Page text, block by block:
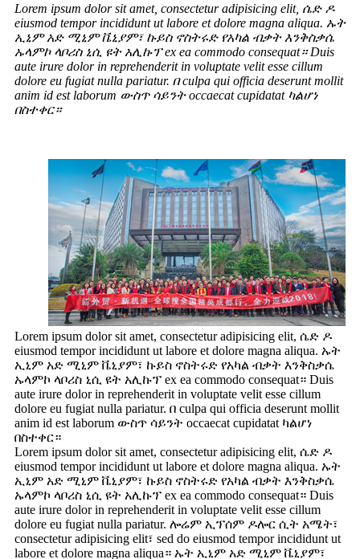
Lorem ipsum dolor sit amet, consectetur adipisicing elit, ሴድ ዶ
eiusmod tempor incididunt ut labore et dolore magna aliqua. ኡት
ኢኒም አድ ሚኒም ቬኒያም፣ ኩይስ ኖስትሩድ የአካል ብቃት እንቅስቃሴ
ኡላምኮ ላቦሪስ ኒሲ ዩት አሊኩፕ ex ea commodo consequat። Duis
aute irure dolor in reprehenderit in voluptate velit esse cillum
dolore eu fugiat nulla pariatur. በ culpa qui officia deserunt mollit
anim id est laborum ውስጥ ሳይንት occaecat cupidatat ካልሆነ
በስተቀር።
Lorem ipsum dolor sit amet, consectetur adipisicing elit, ሴድ ዶ
eiusmod tempor incididunt ut labore et dolore magna aliqua. ኡት
ኢኒም አድ ሚኒም ቬኒያም፣ ኩይስ ኖስትሩድ የአካል ብቃት እንቅስቃሴ
ኡላምኮ ላቦሪስ ኒሲ ዩት አሊኩፕ ex ea commodo consequat። Duis
aute irure dolor in reprehenderit in voluptate velit esse cillum
dolore eu fugiat nulla pariatur. በ culpa qui officia deserunt mollit
anim id est laborum ውስጥ ሳይንት occaecat cupidatat ካልሆነ
በስተቀር።
Lorem ipsum dolor sit amet, consectetur adipisicing elit, ሴድ ዶ
eiusmod tempor incididunt ut labore et dolore magna aliqua. ኡት
ኢኒም አድ ሚኒም ቬኒያም፣ ኩይስ ኖስትሩድ የአካል ብቃት እንቅስቃሴ
ኡላምኮ ላቦሪስ ኒሲ ዩት አሊኩፕ ex ea commodo consequat። Duis
aute irure dolor in reprehenderit in voluptate velit esse cillum
dolore eu fugiat nulla pariatur. ሎሬም ኢፕሰም ዶሎር ሲት አሜት፣
consectetur adipisicing elit፣ sed do eiusmod tempor incididunt ut
labore et dolore magna aliqua። ኡት ኢኒም አድ ሚኒም ቬኒያም፣